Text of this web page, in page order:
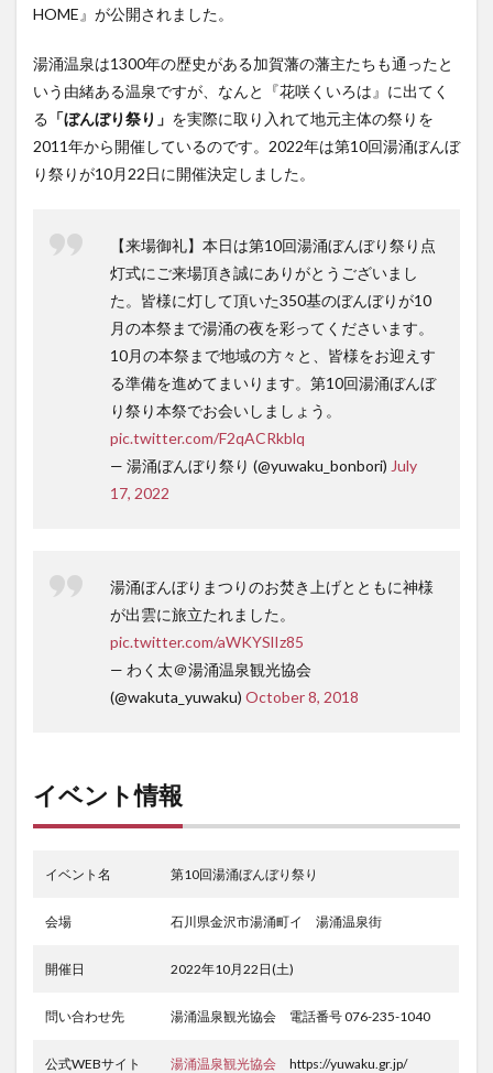
HOME』が公開されました。
湯涌温泉は1300年の歴史がある加賀藩の藩主たちも通ったと
いう由緒ある温泉ですが、なんと『花咲くいろは』に出てく
る 「ぼんぼり祭り」 を実際に取り入れて地元主体の祭りを
2011年から開催しているのです。2022年は第10回湯涌ぼんぼ
り祭りが10月22日に開催決定しました。
【来場御礼】本日は第10回湯涌ぼんぼり祭り点
灯式にご来場頂き誠にありがとうございまし
た。皆様に灯して頂いた350基のぼんぼりが10
月の本祭まで湯涌の夜を彩ってくださいます。
10月の本祭まで地域の方々と、皆様をお迎えす
る準備を進めてまいります。第10回湯涌ぼんぼ
り祭り本祭でお会いしましょう。
pic.twitter.com/F2qACRkblq
— 湯涌ぼんぼり祭り (@yuwaku_bonbori) July
17, 2022
湯涌ぼんぼりまつりのお焚き上げとともに神様
が出雲に旅立たれました。
pic.twitter.com/aWKYSlIz85
— わく太＠湯涌温泉観光協会
(@wakuta_yuwaku) October 8, 2018
イベント情報
イベント名 第10回湯涌ぼんぼり祭り
会場 石川県金沢市湯涌町イ 湯涌温泉街
開催日 2022年10月22日(土)
問い合わせ先 湯涌温泉観光協会 電話番号 076-235-1040
公式WEBサイト 湯涌温泉観光協会 https://yuwaku.gr.jp/